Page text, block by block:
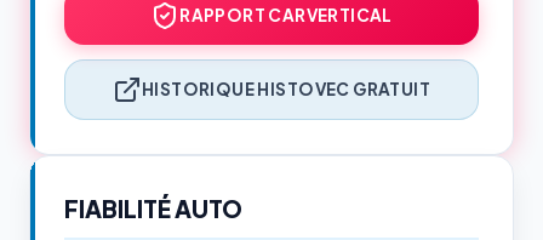
RAPPORT CARVERTICAL
HISTORIQUE HISTOVEC GRATUIT
FIABILITÉ AUTO